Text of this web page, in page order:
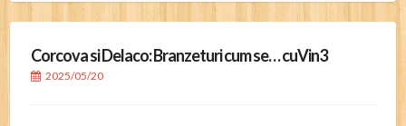
Corcova si Delaco: Branzeturi cum se… cuVin3
2025/05/20